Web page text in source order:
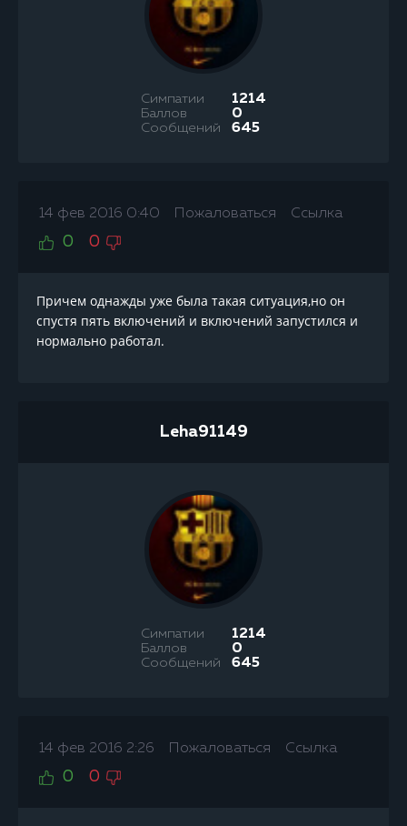
Симпатии 1214
Баллов 0
Сообщений 645
14 фев 2016 0:40 Пожаловаться Ссылка
0 0
Причем однажды уже была такая ситуация,но он
спустя пять включений и включений запустился и
нормально работал.
Leha91149
Симпатии 1214
Баллов 0
Сообщений 645
14 фев 2016 2:26 Пожаловаться Ссылка
0 0